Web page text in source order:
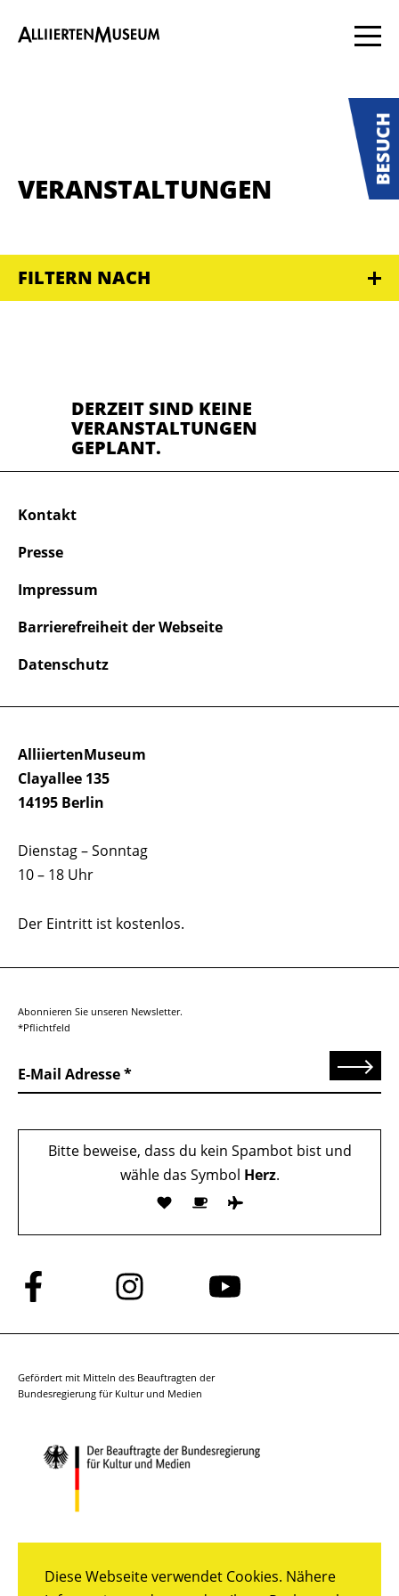
Diese Webseite verwendet Cookies. Nähere
VERANSTALTUNGEN
FILTERN NACH
DERZEIT SIND KEINE
VERANSTALTUNGEN
GEPLANT.
AlliiertenMuseum
Clayallee 135
14195 Berlin
Dienstag – Sonntag
10 – 18 Uhr
Der Eintritt ist kostenlos.
Kontakt
Presse
Impressum
Barrierefreiheit der Webseite
Datenschutz
Abonnieren Sie unseren Newsletter.
*Pflichtfeld
E-Mail Adresse Senden
Bitte beweise, dass du kein Spambot bist und
wähle das Symbol Herz.
Folge
uns
auf
Folge
uns
auf
Folge
auf
Gefördert mit Mitteln des Beauftragten der
Bundesregierung für Kultur und Medien